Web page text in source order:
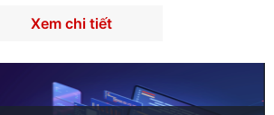
Xem chi tiết